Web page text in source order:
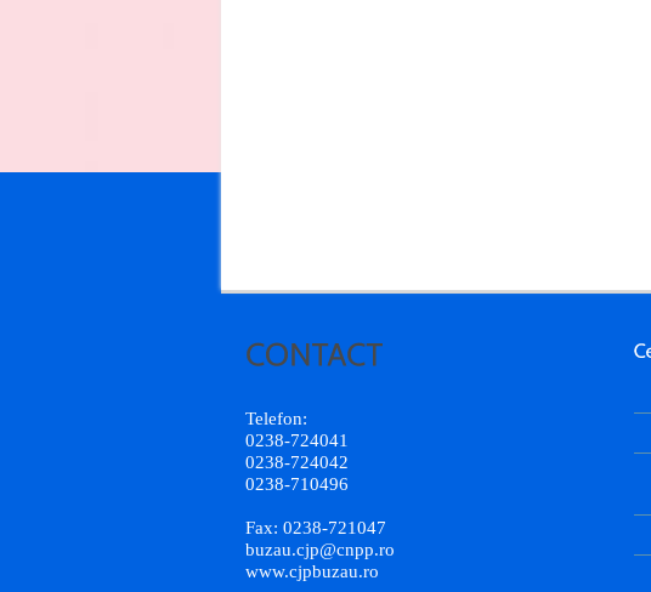
Telefon:
0238-724041
0238-724042
0238-710496
Fax: 0238-721047
buzau.cjp@cnpp.ro
www.cjpbuzau.ro